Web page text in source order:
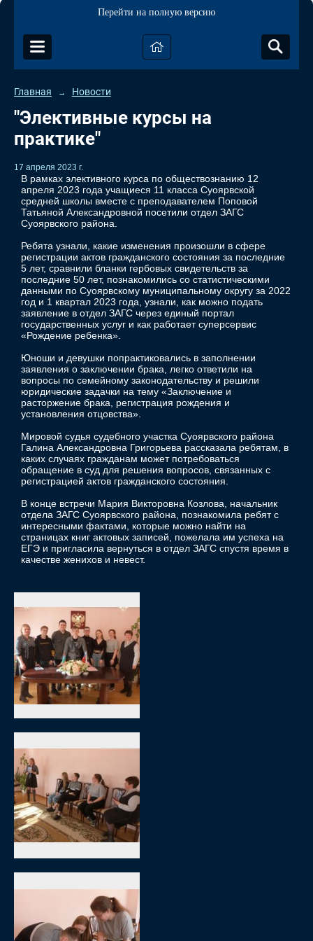
Перейти на полную версию
Главная → Новости
"Элективные курсы на
практике"
17 апреля 2023 г.
В рамках элективного курса по обществознанию 12
апреля 2023 года учащиеся 11 класса Суоярвской
средней школы вместе с преподавателем Поповой
Татьяной Александровной посетили отдел ЗАГС
Суоярвского района.
Ребята узнали, какие изменения произошли в сфере
регистрации актов гражданского состояния за последние
5 лет, сравнили бланки гербовых свидетельств за
последние 50 лет, познакомились со статистическими
данными по Суоярвскому муниципальному округу за 2022
год и 1 квартал 2023 года, узнали, как можно подать
заявление в отдел ЗАГС через единый портал
государственных услуг и как работает суперсервис
«Рождение ребенка».
Юноши и девушки попрактиковались в заполнении
заявления о заключении брака, легко ответили на
вопросы по семейному законодательству и решили
юридические задачки на тему «Заключение и
расторжение брака, регистрация рождения и
установления отцовства».
Мировой судья судебного участка Суоярвского района
Галина Александровна Григорьева рассказала ребятам, в
каких случаях гражданам может потребоваться
обращение в суд для решения вопросов, связанных с
регистрацией актов гражданского состояния.
В конце встречи Мария Викторовна Козлова, начальник
отдела ЗАГС Суоярвского района, познакомила ребят с
интересными фактами, которые можно найти на
страницах книг актовых записей, пожелала им успеха на
ЕГЭ и пригласила вернуться в отдел ЗАГС спустя время в
качестве женихов и невест.